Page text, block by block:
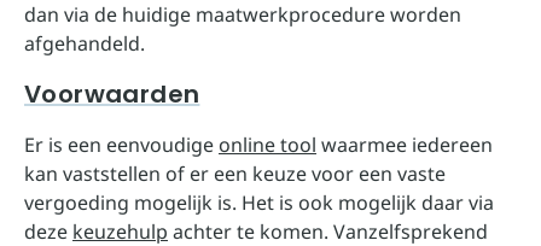
dan via de huidige maatwerkprocedure worden
afgehandeld.
Voorwaarden
Er is een eenvoudige online tool waarmee iedereen
kan vaststellen of er een keuze voor een vaste
vergoeding mogelijk is. Het is ook mogelijk daar via
deze keuzehulp achter te komen. Vanzelfsprekend